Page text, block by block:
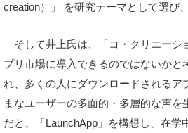
creation）」 を研究テーマとして選び
そして井上氏は、「コ・クリエーシ
プリ市場に導入できるのではないかと
れ、多くの人にダウンロードされるア
まなユーザーの多面的・多層的な声
だと、「LaunchApp」を構想し、在学